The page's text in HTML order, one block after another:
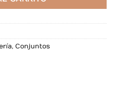
, Conjuntos